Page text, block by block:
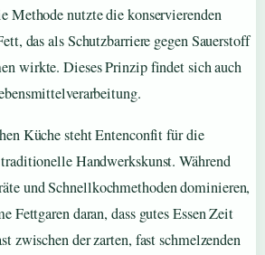
Methode nutzte die konservierenden
das als Schutzbarriere gegen Sauerstoff
wirkte. Dieses Prinzip findet sich auch
Küche steht Entenconfit für die
Handwerkskunst. Während
und Schnellkochmethoden dominieren,
Fettgaren daran, dass gutes Essen Zeit
zwischen der zarten, fast schmelzenden